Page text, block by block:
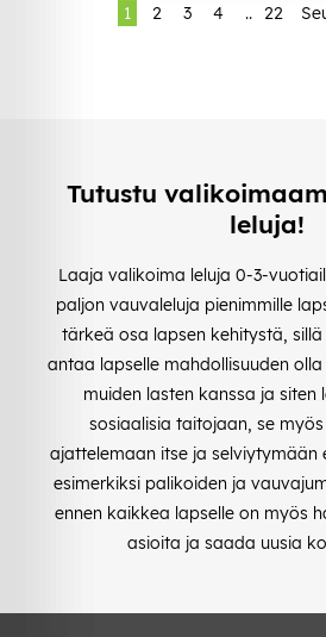
1 2 3 4 .. 22
Tutustu
leluja!
Laaja valikoima leluja 0-3-
paljon vauvaleluja pienimmille
tärkeä osa lapsen kehitystä,
antaa lapselle mahdollisuuden
muiden lasten kanssa ja siten
sosiaalisia taitojaan, se
ajattelemaan itse ja selviytymään
esimerkiksi palikoiden ja
ennen kaikkea lapselle on myös
asioita ja saada uusia